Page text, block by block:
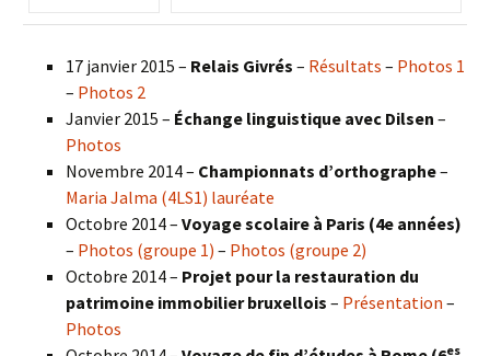
17 janvier 2015 – Relais Givrés – Résultats – Photos 1
– Photos 2
Janvier 2015 – Échange linguistique avec Dilsen –
Photos
Novembre 2014 – Championnats d’orthographe–
Maria Jalma (4LS1) lauréate
Octobre 2014 – Voyage scolaire à Paris (4e années)
– Photos (groupe 1) – Photos (groupe 2)
Octobre 2014 – Projet pour la restauration du
patrimoine immobilier bruxellois – Présentation –
Photos
es